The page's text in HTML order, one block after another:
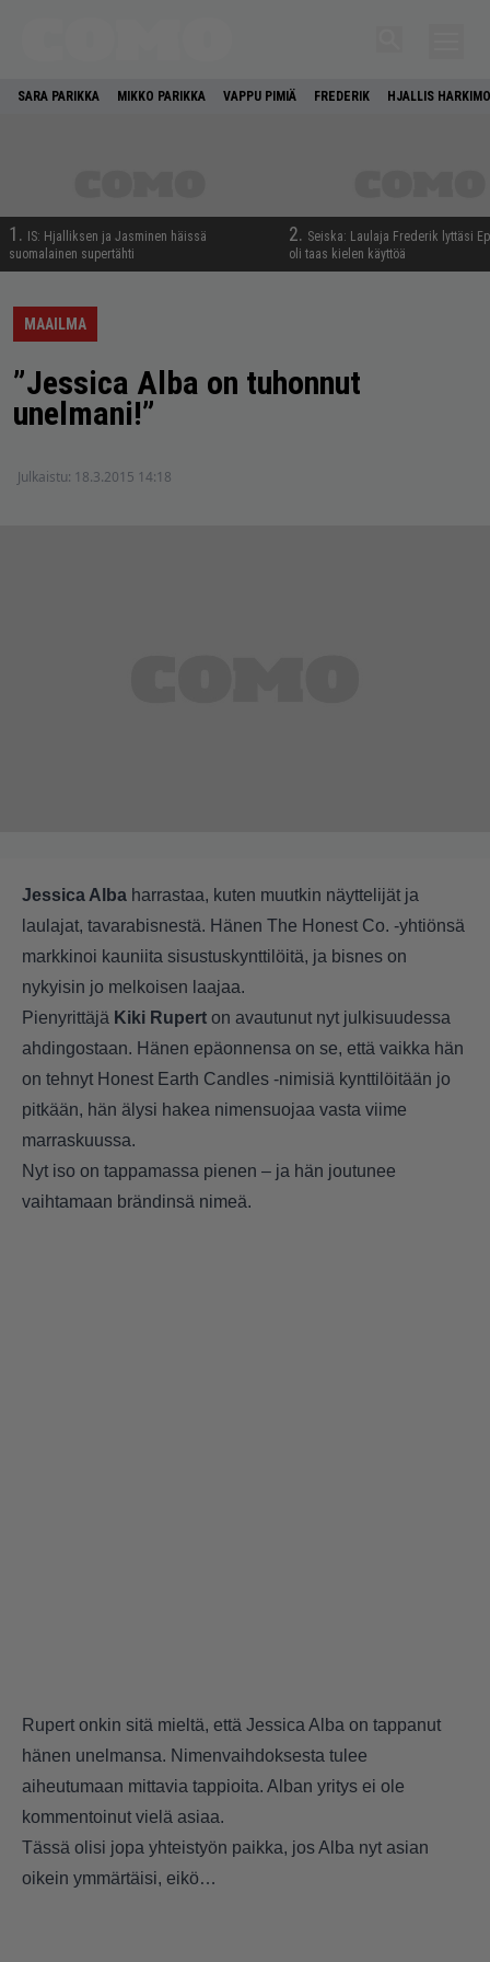
SARA PARIKKA MIKKO PARIKKA VAPPU PIMIÄ FREDERIK HJALLIS HARKIMO
1.
IS: Hjalliksen ja Jasminen häissä
suomalainen supertähti
2. Seiska: Laulaja Frederik lyttäsi
oli taas kielen käyttöä
MAAILMA
”Jessica Alba on tuhonnut
unelmani!”
Julkaistu: 18.3.2015 14:18
Jessica Alba harrastaa, kuten muutkin näyttelijät ja
laulajat, tavarabisnestä. Hänen The Honest Co. -yhtiönsä
markkinoi kauniita sisustuskynttilöitä, ja bisnes on
nykyisin jo melkoisen laajaa.
Pienyrittäjä Kiki Rupert on avautunut nyt julkisuudessa
ahdingostaan. Hänen epäonnensa on se, että vaikka hän
on tehnyt Honest Earth Candles -nimisiä kynttilöitään jo
pitkään, hän älysi hakea nimensuojaa vasta viime
marraskuussa.
Nyt iso on tappamassa pienen – ja hän joutunee
vaihtamaan brändinsä nimeä.
Rupert onkin sitä mieltä, että Jessica Alba on tappanut
hänen unelmansa. Nimenvaihdoksesta tulee
aiheutumaan mittavia tappioita. Alban yritys ei ole
kommentoinut vielä asiaa.
Tässä olisi jopa yhteistyön paikka, jos Alba nyt asian
oikein ymmärtäisi, eikö…